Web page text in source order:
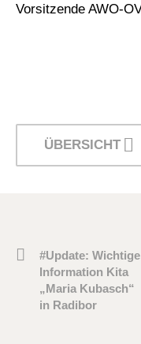
Vorsitzende AWO-
ÜBERSICHT
#Update: Wichtige
Information Kita
„Maria Kubasch“
in Radibor